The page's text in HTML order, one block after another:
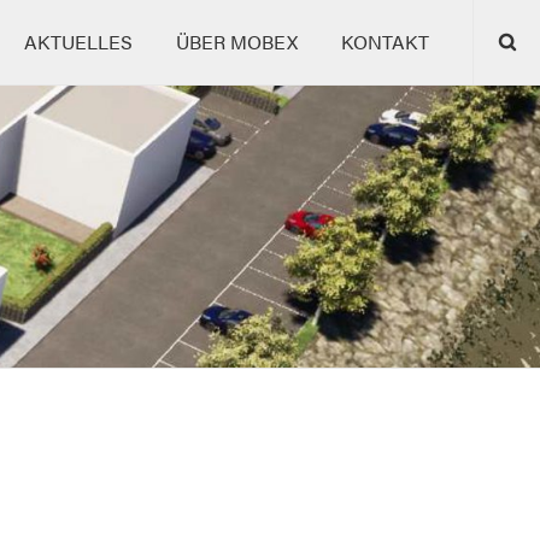
AKTUELLES ÜBER MOBEX KONTAKT